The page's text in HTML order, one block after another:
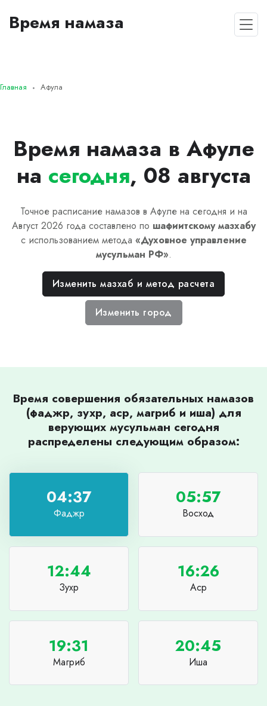
Время намаза
Главная Афула
Время намаза в Афуле
на сегодня, 08 августа
Точное расписание намазов в Афуле на сегодня и на
Август 2026 года составлено по шафиитскомумазхабу
с использованием метода «Духовное управление
мусульман РФ».
Изменить мазхаб и метод расчета
Изменить город
Время совершения обязательных намазов
(фаджр, зухр, аср, магриб и иша) для
верующих мусульман сегодня
распределены следующим образом:
04:37
Фаджр
05:57
Восход
12:44
Зухр
16:26
Аср
19:31
Магриб
20:45
Иша